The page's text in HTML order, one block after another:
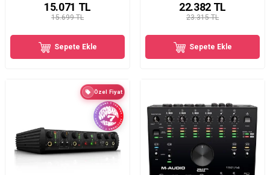
15.699 TL
15.071 TL
Sepete Ekle
23.315 TL
22.382TL
Sepete Ekle
Özel Fiyat